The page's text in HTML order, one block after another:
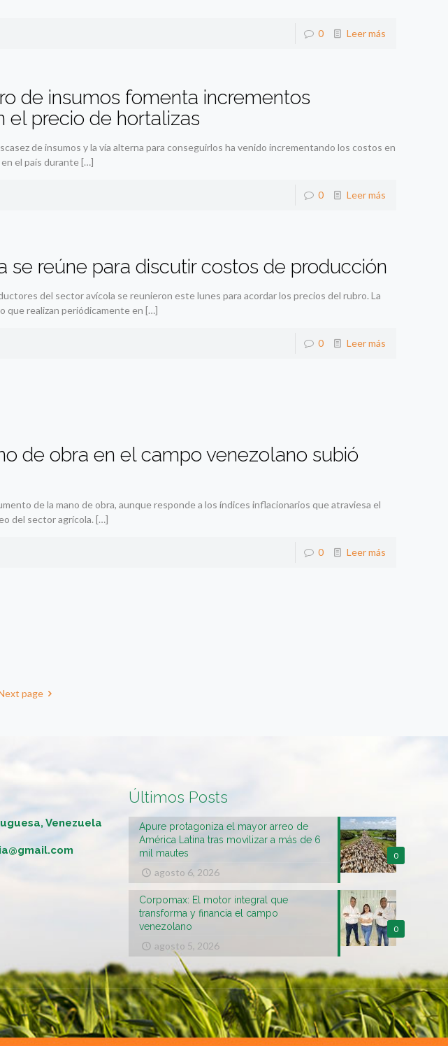
0 Leer más
de insumos fomenta incrementos
el precio de hortalizas
de insumos y la vía alterna para conseguirlos ha venido incrementando los costos en
el país durante[…]
0 Leer más
se reúne para discutir costos de producción
del sector avícola se reunieron este lunes para acordar los precios del rubro. La
que realizan periódicamente en […]
0 Leer más
de obra en el campo venezolano subió
de la mano de obra, aunque responde a los índices inflacionarios que atraviesa el
del sector agrícola. […]
0 Leer más
page
Venezuela
Últimos Posts
0
Apure protagoniza el mayor arreo de
América Latina tras movilizar a más de 6
mil mautes
agosto 6, 2026
0
Corpomax: El motor integral que
transforma y financia el campo
venezolano
agosto 5, 2026